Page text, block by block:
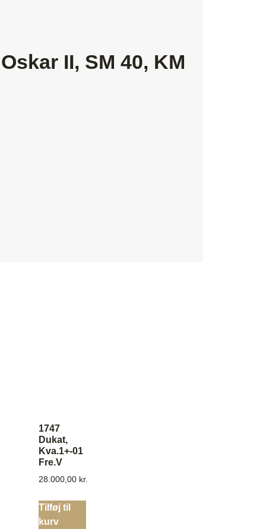
II, SM 40, KM
1747
Dukat,
Kva.1+-01
Fre.V
28.000,00 kr.
Tilføj til
kurv